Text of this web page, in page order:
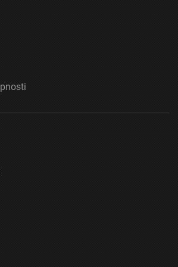
obsahu
z rôznych zdrojov
údajov o geografickej
na základe aktívne
sú v kompetencii IAB: